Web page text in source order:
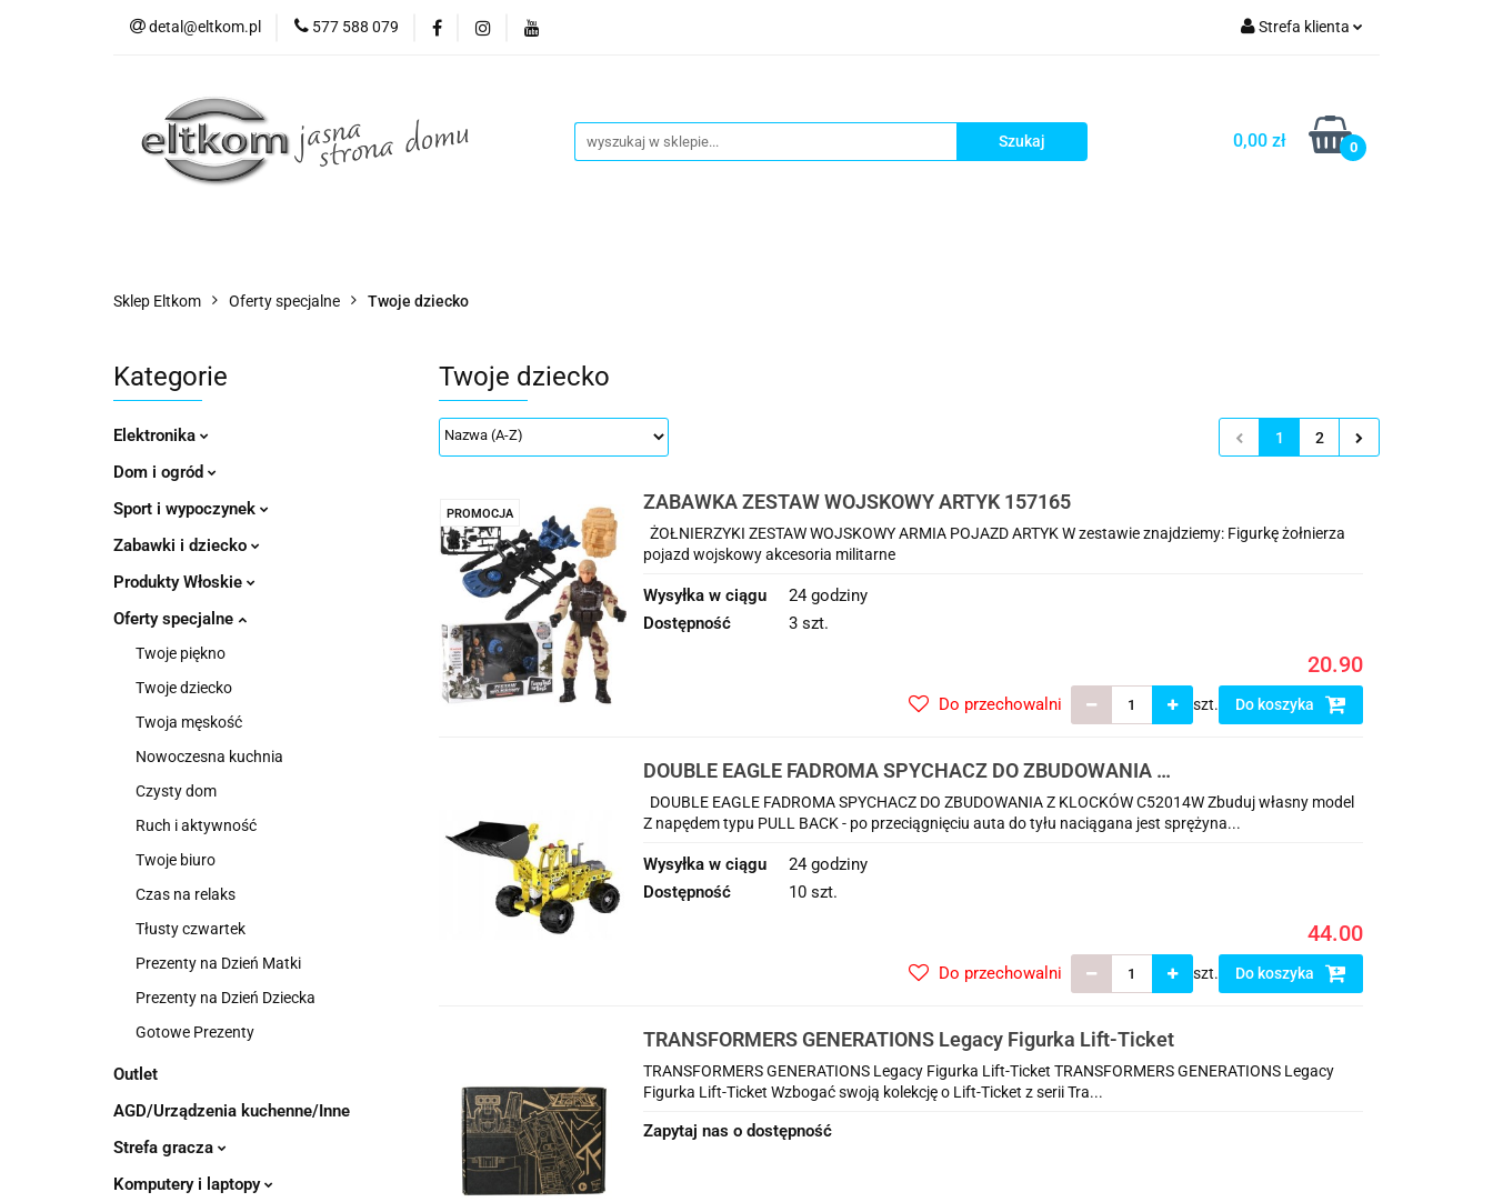
detal@eltkom.pl 577 588 079 Strefa klienta
Zarejestruj się
Dodaj zgłoszenie
0,00 zł 0
O nas Informacje
Sklep Eltkom Oferty specjalne Twoje dziecko
Kategorie
Elektronika
Dom i ogród
Sport i wypoczynek
Zabawki i dziecko
Produkty Włoskie
Oferty specjalne
Twoje piękno
Twoje dziecko
Twoja męskość
Nowoczesna kuchnia
Czysty dom
Ruch i aktywność
Twoje biuro
Czas na relaks
Tłusty czwartek
Prezenty na Dzień Matki
Prezenty na Dzień Dziecka
Gotowe Prezenty
Outlet
AGD/Urządzenia kuchenne/Inne
Strefa gracza
Komputery i laptopy
Twoje dziecko
1 2
PROMOCJA
ZABAWKA ZESTAW WOJSKOWY ARTYK 157165
ŻOŁNIERZYKI ZESTAW WOJSKOWY ARMIA POJAZD ARTYK W zestawie znajdziemy: Figurkę żołnierza
pojazd wojskowy akcesoria militarne
Wysyłka w ciągu
24 godziny
Dostępność
3 szt.
20.90
szt. Do koszyka
Do przechowalni
DOUBLE EAGLE FADROMA SPYCHACZ DO ZBUDOWANIA Z
KLOCKÓW C52014W
DOUBLE EAGLE FADROMA SPYCHACZ DO ZBUDOWANIA Z KLOCKÓW C52014W Zbuduj własny model
Z napędem typu PULL BACK - po przeciągnięciu auta do tyłu naciągana jest sprężyna...
Wysyłka w ciągu
24 godziny
Dostępność
10 szt.
44.00
szt. Do koszyka
Do przechowalni
TRANSFORMERS GENERATIONS Legacy Figurka Lift-Ticket
TRANSFORMERS GENERATIONS Legacy Figurka Lift-Ticket TRANSFORMERS GENERATIONS Legacy
Figurka Lift-Ticket Wzbogać swoją kolekcję o Lift-Ticket z serii Tra...
Zapytaj nas o dostępność